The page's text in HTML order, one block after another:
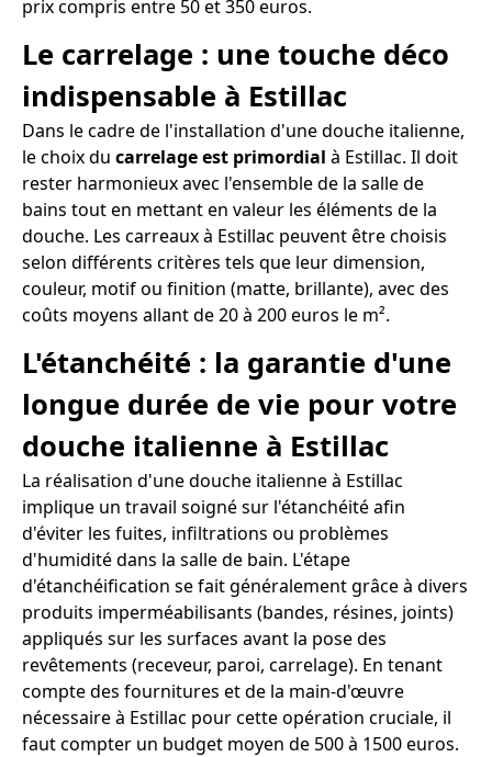
prix compris entre 50 et 350 euros.
Le carrelage : une touche déco
indispensable à Estillac
Dans le cadre de l'installation d'une douche italienne,
le choix du carrelage est primordial à Estillac. Il doit
rester harmonieux avec l'ensemble de la salle de
bains tout en mettant en valeur les éléments de la
douche. Les carreaux à Estillac peuvent être choisis
selon différents critères tels que leur dimension,
couleur, motif ou finition (matte, brillante), avec des
coûts moyens allant de 20 à 200 euros le m².
L'étanchéité : la garantie d'une
longue durée de vie pour votre
douche italienne à Estillac
La réalisation d'une douche italienne à Estillac
implique un travail soigné sur l'étanchéité afin
d'éviter les fuites, infiltrations ou problèmes
d'humidité dans la salle de bain. L'étape
d'étanchéification se fait généralement grâce à divers
produits imperméabilisants (bandes, résines, joints)
appliqués sur les surfaces avant la pose des
revêtements (receveur, paroi, carrelage). En tenant
compte des fournitures et de la main-d'œuvre
nécessaire à Estillac pour cette opération cruciale, il
faut compter un budget moyen de 500 à 1500 euros.